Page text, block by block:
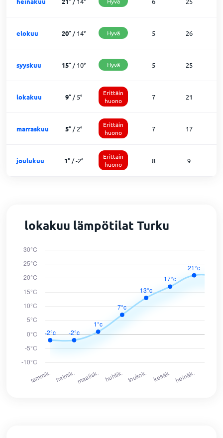
elokuu 20° /14° Hyvä 5 26
syyskuu 15° /10° Hyvä 5 25
lokakuu 9° /5°
Erittäin
huono
7 21
marraskuu 5° /2°
Erittäin
huono
7 17
joulukuu 1° /-2°
Erittäin
huono
8 9
lokakuu lämpötilat Turku